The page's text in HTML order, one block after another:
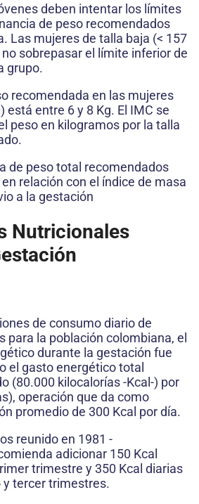
deben intentar los límites
de peso recomendados
Las mujeres de talla baja (< 157
sobrepasar el límite inferior de
grupo.
recomendada en las mujeres
está entre 6 y 8 Kg. El IMC se
peso en kilogramos por la talla
de peso total recomendados
relación con el índice de masa
a la gestación
Nutricionales
de consumo diario de
para la población colombiana, el
durante la gestación fue
el gasto energético total
(80.000 kilocalorías -Kcal-) por
operación que da como
promedio de 300 Kcal por día.
reunido en 1981 -
adicionar 150 Kcal
trimestre y 350 Kcal diarias
tercer trimestres.